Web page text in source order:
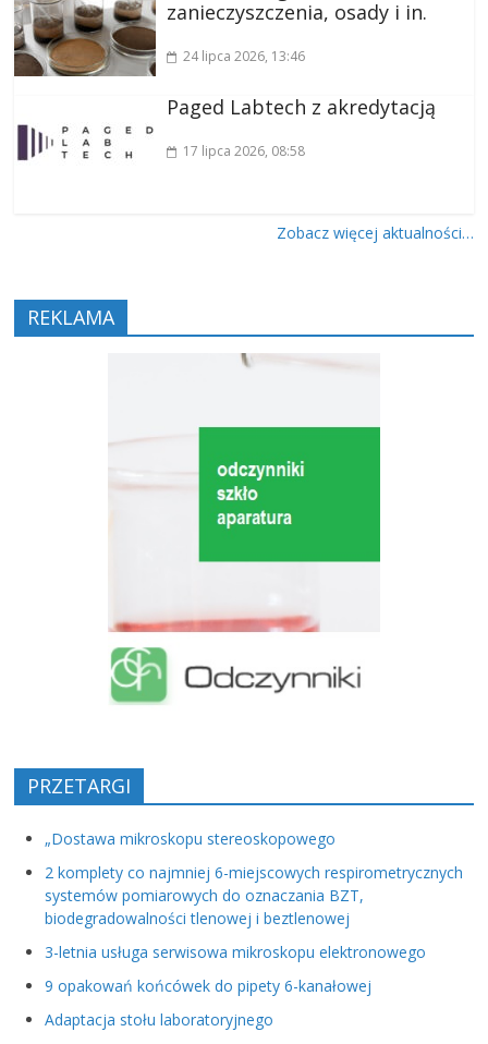
zanieczyszczenia, osady i in.
24 lipca 2026, 13:46
Paged Labtech z akredytacją
17 lipca 2026, 08:58
Zobacz więcej aktualności…
REKLAMA
PRZETARGI
„Dostawa mikroskopu stereoskopowego
2 komplety co najmniej 6-miejscowych respirometrycznych
systemów pomiarowych do oznaczania BZT,
biodegradowalności tlenowej i beztlenowej
3-letnia usługa serwisowa mikroskopu elektronowego
9 opakowań końcówek do pipety 6-kanałowej
Adaptacja stołu laboratoryjnego